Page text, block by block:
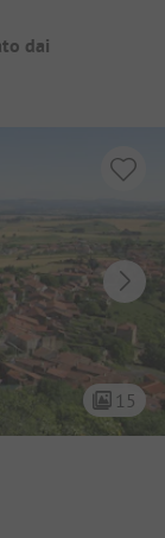
dai
15